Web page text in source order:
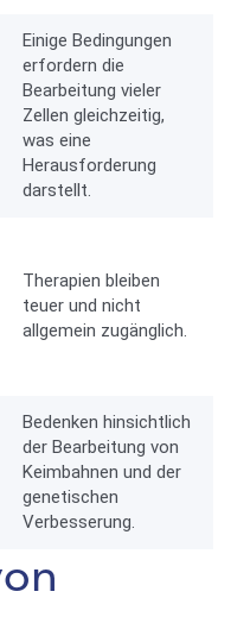
Einige Bedingungen
erfordern die
Bearbeitung vieler
Zellen gleichzeitig,
was eine
Herausforderung
darstellt.
Therapien bleiben
teuer und nicht
allgemein zugänglich.
Bedenken hinsichtlich
der Bearbeitung von
Keimbahnen und der
genetischen
Verbesserung.